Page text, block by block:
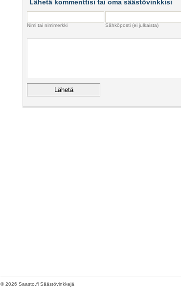
Lähetä kommenttisi tai oma säästövinkkisi
Nimi tai nimimerkki Sähköposti (ei julkaista)
© 2026 Saasto.fi Säästövinkkejä